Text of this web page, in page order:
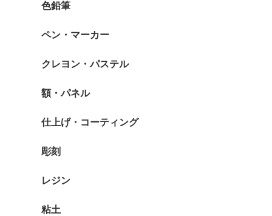
色鉛筆
ペン・マーカー
クレヨン・パステル
額・パネル
仕上げ・コーティング
彫刻
レジン
粘土